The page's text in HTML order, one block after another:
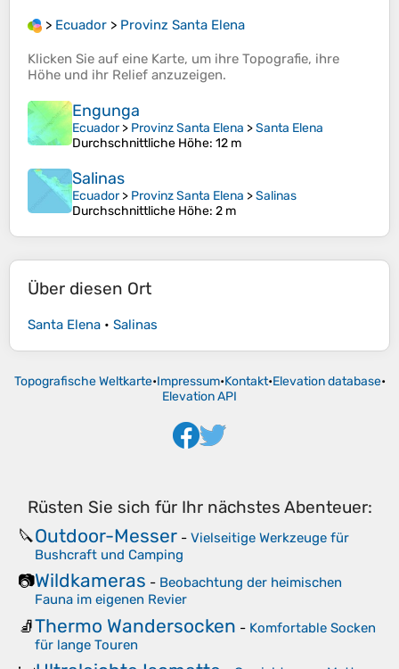
> Ecuador > Provinz Santa Elena
Klicken Sie auf eine Karte, um ihre Topografie, ihre
Höhe und ihr Relief anzuzeigen.
Engunga
Ecuador> Provinz Santa Elena >Santa Elena
Durchschnittliche Höhe: 12 m
Salinas
Ecuador> Provinz Santa Elena >Salinas
Durchschnittliche Höhe: 2 m
Über diesen Ort
Santa Elena • Salinas
Topografische Weltkarte•Impressum•Kontakt•Elevation database•
Elevation API
Rüsten Sie sich für Ihr nächstes Abenteuer:
🔪Outdoor-Messer - Vielseitige Werkzeuge für
Bushcraft und Camping
📷Wildkameras - Beobachtung der heimischen
Fauna im eigenen Revier
🧦Thermo Wandersocken - Komfortable Socken
für lange Touren